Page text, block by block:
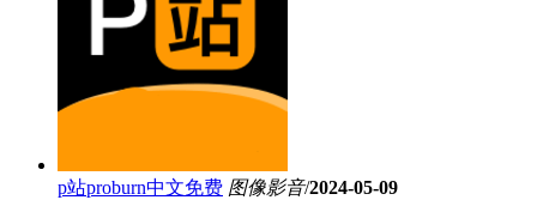
p站proburn中文免费 图像影音/2024-05-09